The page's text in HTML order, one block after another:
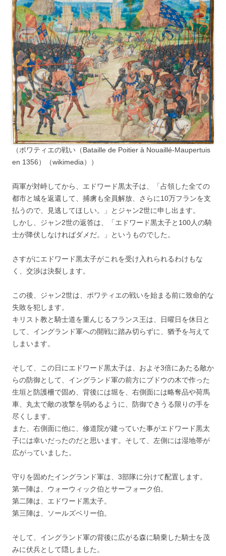
（ポワティエの戦い（Bataille de Poitier à Nouaillé-Maupertuis
en 1356）（wikimedia））
両軍が対峙してから、エドワード黒太子は、「占領した全ての
都市と城を返還して、捕虜も全員解放、さらに10万フランを支
払うので、見逃してほしい。」とジャン2世に申し出ます。
しかし、ジャン2世の返答は、「エドワード黒太子と100人の騎
士が降伏しなければダメだ。」というものでした。
さすがにエドワード黒太子がこれを受け入れられるわけもな
く、交渉は決裂します。
この後、ジャン2世は、ポワティエの戦いを始まる前に致命的な
失敗を犯します。
キリスト教と騎士道を重んじるフランス王は、日曜日を休日と
して、イングランド軍への開戦に踏み切らずに、猶予を与えて
しまいます。
そして、この日にエドワード黒太子は、およそ3倍にあたる敵か
らの防御として、イングランド軍の前方にブドウの木で作った
生垣と防護柵で固め、背後には堀を、右側面には略奪品や荷馬
車、丸太で敵の攻撃を弱めるように、防御できうる限りの手を
尽くします。
また、右側面に他に、修道院が建っていた事がエドワード黒太
子には幸いだったのだと思います。そして、左側には湿地帯が
広がっていました。
守りを固めたイングランド軍は、3部隊に分けて配置します。
第一陣は、ウォーウィック伯とサーフォーク伯。
第二陣は、エドワード黒太子。
第三陣は、ソールズベリー伯。
そして、イングランド軍の背後に広がる森に騎乗した騎士を茂
みに伏兵として隠しました。